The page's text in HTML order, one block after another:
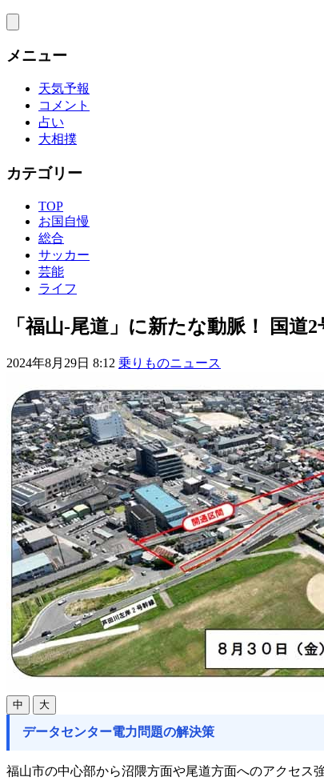
メニュー
天気予報
コメント
占い
大相撲
カテゴリー
TOP
お国自慢
総合
サッカー
芸能
ライフ
「福山‐尾道」に新たな動脈！ 国
2024年8月29日 8:12 乗りものニュース
中 大
データセンター電力問題の解決策
福山市の中心部から沼隈方面や尾道方面へのアクセス